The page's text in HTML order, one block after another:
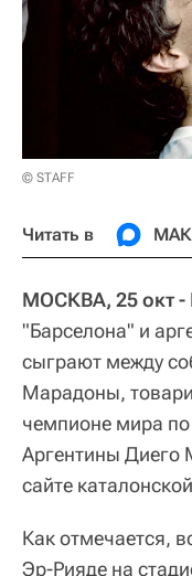
© STAFF
Читать в
МОСКВА, 25 окт -
"Барселона" и
сыграют между
Марадоны,
чемпионе мира по
Аргентины Диего
сайте
Как отмечается,
Эр-Рияде на